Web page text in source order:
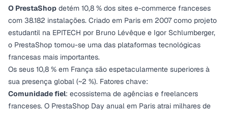
O PrestaShop detém 10,8 % dos sites e-commerce franceses
com 38.182 instalações. Criado em Paris em 2007 como projeto
estudantil na EPITECH por Bruno Lévêque e Igor Schlumberger,
o PrestaShop tornou-se uma das plataformas tecnológicas
francesas mais importantes.
Os seus 10,8 % em França são espetacularmente superiores à
sua presença global (~2 %). Fatores chave:
Comunidade fiel: ecossistema de agências e freelancers
franceses. O PrestaShop Day anual em Paris atrai milhares de